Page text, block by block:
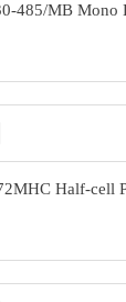
485/MB Mono
Half-cell